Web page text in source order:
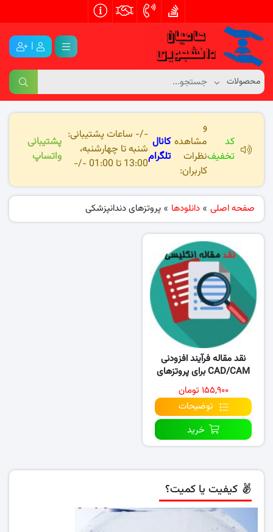
|
کد
تخفیف
و
مشاهده
نظرات
کاربران:
کانال
تلگرام
-/- ساعات پشتیبانی:
شنبه تا چهارشنبه،
13:00 تا 01:00 -/-
پشتیبانی
واتساپ
صفحه اصلی » دانلودها » پروتزهای دندانپزشکی
نقد مقاله فرآیند افزودنی
CAD/CAM برای پروتزهای
دندانپزشکی
۱۵۵,۹۰۰ تومان
توضیحات
خرید
کیفیت یا کمیت؟